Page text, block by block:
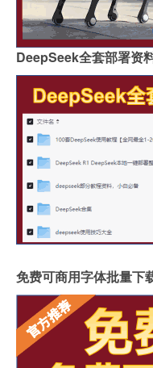
DeepSeek全套部署资
免费可商用字体批量下